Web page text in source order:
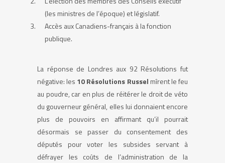
(les ministres de l’époque) et législatif.
Accès aux Canadiens-français à la fonction
publique.
La réponse de Londres aux 92 Résolutions fut
négative: les 10 Résolutions Russel mîrent le feu
au poudre, car en plus de réitérer le droit de véto
du gouverneur général, elles lui donnaient encore
plus de pouvoirs en affirmant qu’il pourrait
désormais se passer du consentement des
députés pour voter les subsides servant à
défrayer les coûts de l’administration de la